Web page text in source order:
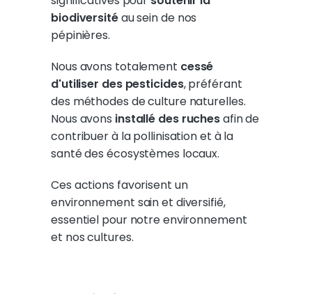
biodiversitéau sein de nos
pépinières.
Nous avons totalement cessé
d'utiliser des pesticides, préférant
des méthodes de culture naturelles.
Nous avons installé des ruchesafin de
contribuer à la pollinisation et à la
santé des écosystèmes locaux.
Ces actions favorisent un
environnement sain et diversifié,
essentiel pour notre environnement
et nos cultures.